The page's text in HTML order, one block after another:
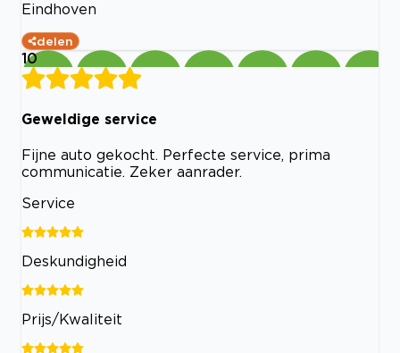
Eindhoven
delen
10
Geweldige service
Fijne auto gekocht. Perfecte service, prima
communicatie. Zeker aanrader.
Service
Deskundigheid
Prijs/Kwaliteit